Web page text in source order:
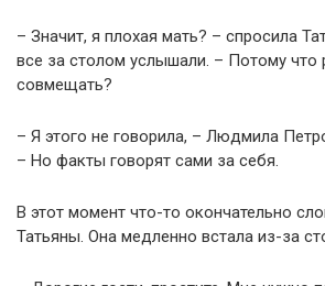
– Значит, я плохая мать? – спросила
все за столом услышали. – Потому
совмещать?
– Я этого не говорила, – Людмила
– Но факты говорят сами за себя.
В этот момент что-то окончательно
Татьяны. Она медленно встала из-за